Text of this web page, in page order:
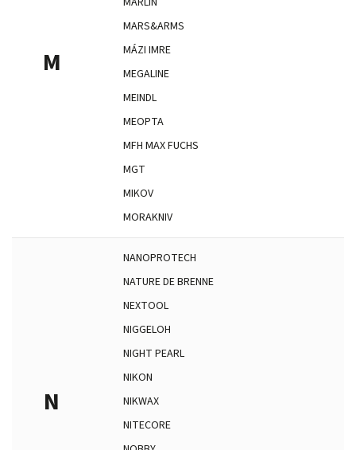
M
MARS&ARMS
MÁZI IMRE
MEGALINE
MEINDL
MEOPTA
MFH MAX FUCHS
MGT
MIKOV
MORAKNIV
N
NANOPROTECH
NATURE DE BRENNE
NEXTOOL
NIGGELOH
NIGHT PEARL
NIKON
NIKWAX
NITECORE